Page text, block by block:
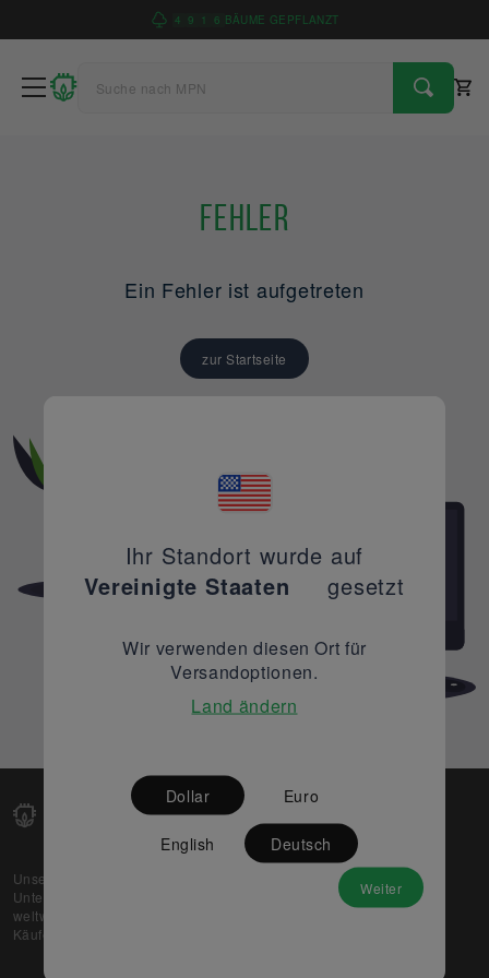
4 9 1 6 BÄUME GEPFLANZT
Fehler
Ein Fehler ist aufgetreten
zur Startseite
Unsere Web-Plattform unterstützt OEM- und EMS-
Unternehmen dabei, ihre überschüssigen Lagerbestände
weltweit zu verkaufen und gleichzeitig den potenziellen
Käufern beste Preise und Qualität zu bieten.
Partner
Ihr Standort wurde auf
Vereinigte Staaten
gesetzt
Wir verwenden diesen Ort für
Versandoptionen.
Land ändern
Dollar Euro
English Deutsch
Weiter